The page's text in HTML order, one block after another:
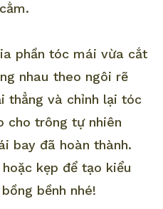
phần tóc mái vừa cắt
nhau theo ngôi rẽ
thẳng và chỉnh lại tóc
cho trông tự nhiên
bay đã hoàn thành.
kẹp để tạo kiểu
bềnh nhé!